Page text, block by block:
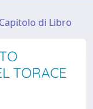
Capitolo di Libro
TORACE